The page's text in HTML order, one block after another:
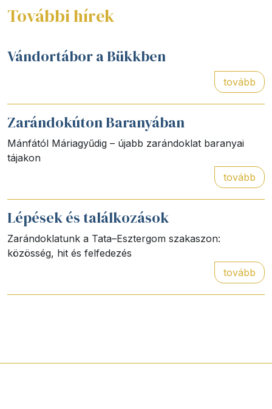
További hírek
Vándortábor a Bükkben
tovább
Zarándokúton Baranyában
Mánfától Máriagyűdig – újabb zarándoklat baranyai
tájakon
tovább
Lépések és találkozások
Zarándoklatunk a Tata–Esztergom szakaszon:
közösség, hit és felfedezés
tovább